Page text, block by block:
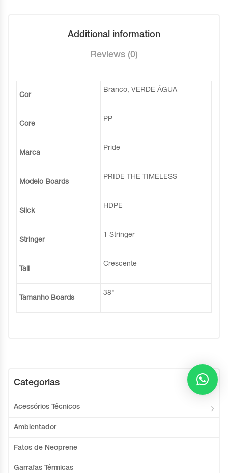
Additional information
Reviews (0)
Cor
Branco, VERDE ÁGUA
Core
PP
Marca
Pride
Modelo Boards
PRIDE THE TIMELESS
Slick
HDPE
Stringer
1 Stringer
Tail
Crescente
Tamanho Boards
38"
Categorias
Acessórios Técnicos
Ambientador
Fatos de Neoprene
Garrafas Térmicas